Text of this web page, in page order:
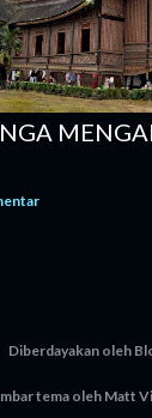
Diberdayakan oleh
tema olehMatt